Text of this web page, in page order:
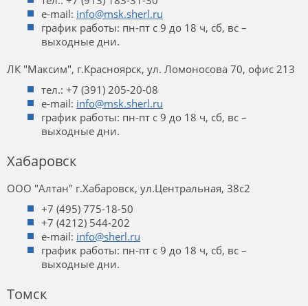
e-mail: info@msk.sherl.ru
график работы: пн-пт с 9 до 18 ч, сб, вс –
выходные дни.
ЛК "Максим", г.Красноярск, ул. Ломоносова 70, офис 213
тел.: +7 (391) 205-20-08
e-mail: info@msk.sherl.ru
график работы: пн-пт с 9 до 18 ч, сб, вс –
выходные дни.
Хабаровск
ООО "Алтан" г.Хабаровск, ул.Центральная, 38с2
+7 (495) 775-18-50
+7 (4212) 544-202
e-mail: info@sherl.ru
график работы: пн-пт с 9 до 18 ч, сб, вс –
выходные дни.
Томск